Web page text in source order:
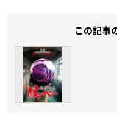
この記事